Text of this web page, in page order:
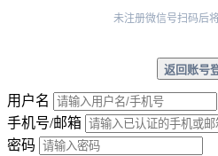
未注册微信号扫码后
返回账号
用户名
手机号/邮箱
密码